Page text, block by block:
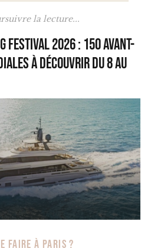
la lecture...
Festival 2026 : 150 avant-
à découvrir du 8 au
FAIRE À PARIS ?